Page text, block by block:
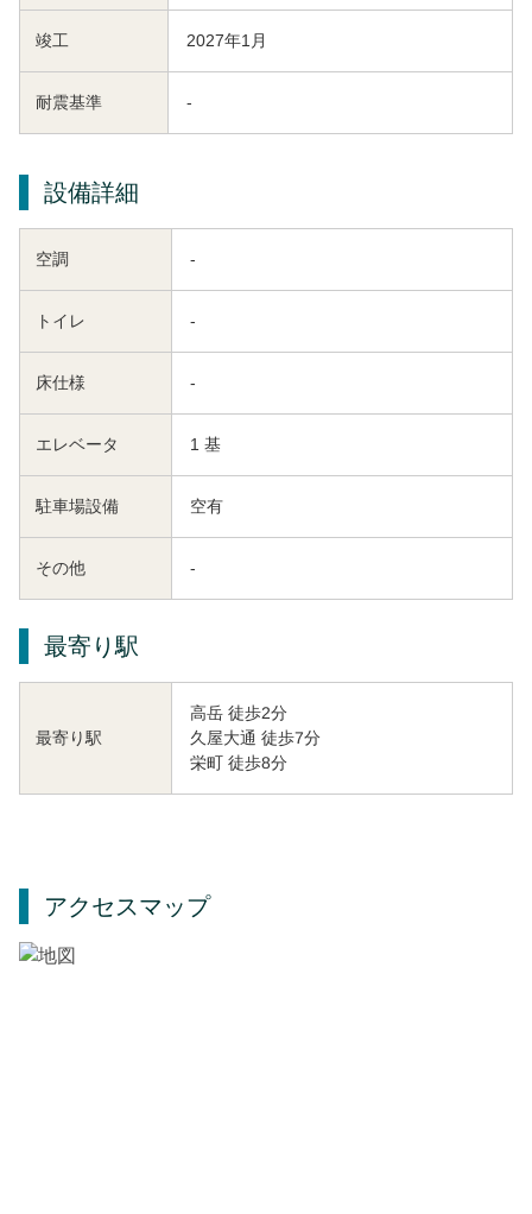
竣工 2027年1月
耐震基準 -
設備詳細
空調 -
トイレ -
床仕様 -
エレベータ 1 基
駐車場設備 空有
その他 -
最寄り駅
最寄り駅
高岳 徒歩2分
久屋大通 徒歩7分
栄町 徒歩8分
アクセスマップ